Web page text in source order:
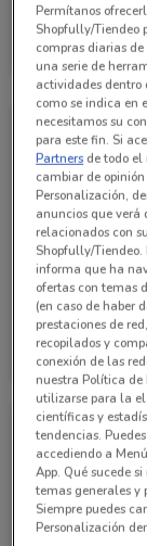
Grupo
Caduca el 15/10
Permítanos
Shopfully/Tiendeo
compras diarias de
una serie de
actividades
como se indica en
necesitamos su
para este fin. Si
Partners de todo el
cambiar de
Personalización,
anuncios que
relacionados con
Shopfully/Tiendeo.
informa que ha
ofertas con temas
(en caso de haber
prestaciones de
recopilados y
conexión de las
nuestra Política de
utilizarse para la
científicas y
tendencias.
accediendo a
App. Qué sucede
temas generales y
Siempre puedes
Personalización